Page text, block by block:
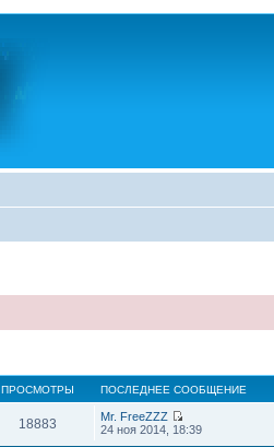
ПРОСМОТРЫ ПОСЛЕДНЕЕ СООБЩЕНИЕ
18883
Mr. FreeZZZ
24 ноя 2014, 18:39